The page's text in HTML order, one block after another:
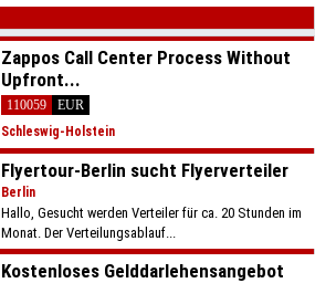
Zappos Call Center Process Without
Upfront...
110059
EUR
Schleswig-Holstein
Flyertour-Berlin sucht Flyerverteiler
Berlin
Hallo, Gesucht werden Verteiler für ca. 20 Stunden im
Monat. Der Verteilungsablauf...
Kostenloses Gelddarlehensangebot